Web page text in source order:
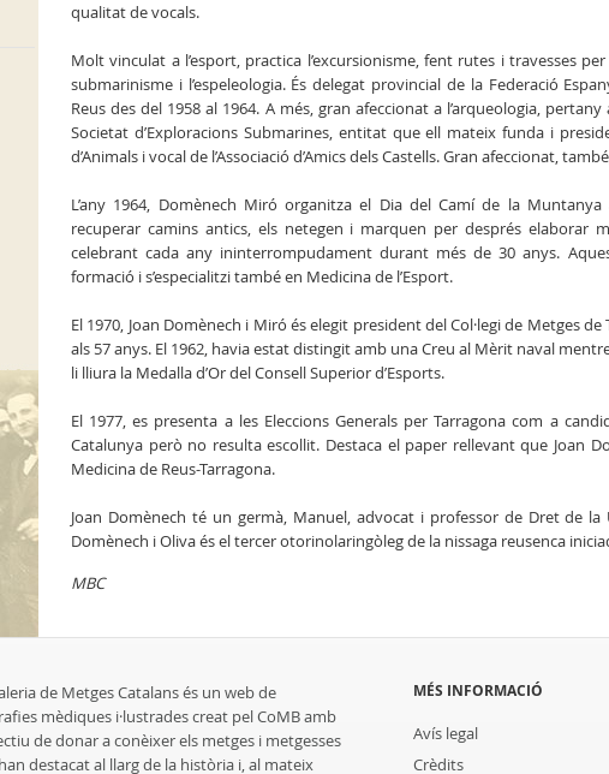
qualitat de vocals.
Molt vinculat a l’esport, practica l’excursionisme, fent rutes i travesses
submarinisme i l’espeleologia. És delegat provincial de la Federació
Reus des del 1958 al 1964. A més, gran afeccionat a l’arqueologia,
Societat d’Exploracions Submarines, entitat que ell mateix funda i
d’Animals i vocal de l’Associació d’Amics dels Castells. Gran afeccionat,
L’any 1964, Domènech Miró organitza el Dia del Camí de la
recuperar camins antics, els netegen i marquen per després elaborar
celebrant cada any ininterrompudament durant més de 30 anys.
formació i s’especialitzi també en Medicina de l’Esport.
El 1970, Joan Domènech i Miró és elegit president del Col·legi de Metges
als 57 anys. El 1962, havia estat distingit amb una Creu al Mèrit naval
li lliura la Medalla d’Or del Consell Superior d’Esports.
El 1977, es presenta a les Eleccions Generals per Tarragona com a
Catalunya però no resulta escollit. Destaca el paper rellevant que Joan
Medicina de Reus-Tarragona.
Joan Domènech té un germà, Manuel, advocat i professor de Dret de
Domènech i Oliva és el tercer otorinolaringòleg de la nissaga reusenca
MBC
de Metges Catalans és un web de
mèdiques i·lustrades creat pel CoMB amb
de donar a conèixer els metges i metgesses
destacat al llarg de la història i, al mateix
MÉS INFORMACIÓ
Avís legal
Crèdits